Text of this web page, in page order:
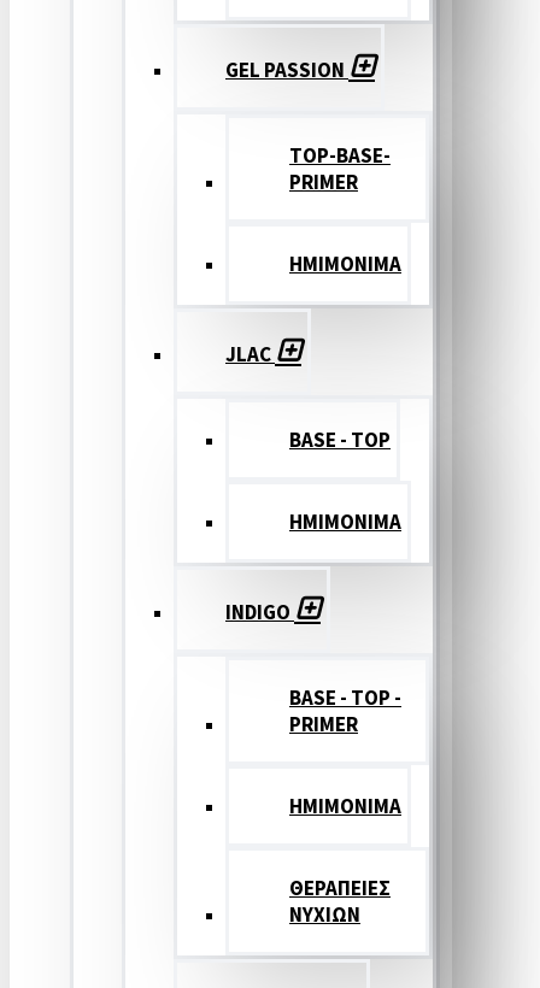
GEL PASSION
TOP-BASE-
PRIMER
ΗΜΙΜΟΝΙΜΑ
JLAC
BASE - TOP
ΗΜΙΜΟΝΙΜΑ
INDIGO
BASE - TOP -
PRIMER
HMIMONIMA
ΘΕΡΑΠΕΙΕΣ
ΝΥΧΙΩΝ